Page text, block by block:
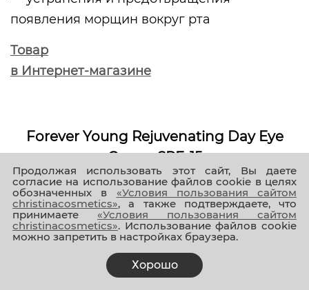
Продолжая использовать этот сайт, Вы даете
согласие на использование файлов cookie в целях
обозначенных в «Условия пользования сайтом
christinacosmetics», а также подтверждаете, что
принимаете «Условия пользования сайтом
christinacosmetics». Использование файлов cookie
можно запретить в настройках браузера.
Хорошо
появления морщин вокруг рта
Товар
в Интернет-магазине
Forever Young Rejuvenating Day Eye
Cream SPF-15
Омолаживающий дневной крем для кожи вокруг глаз SPF 15, 30
мл
Быстро впитывающийся нежирный крем
для зоны вокруг глаз обеспечивает
прекрасное увлажнение кожи в течение